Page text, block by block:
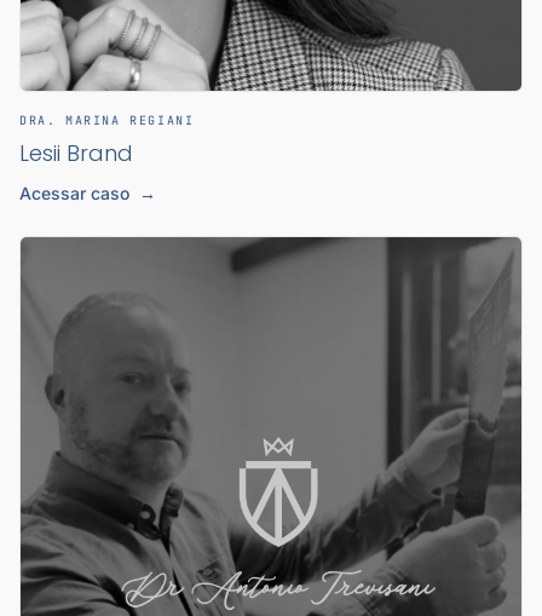
DRA. MARINA REGIANI
Lesii Brand
Acessar caso →